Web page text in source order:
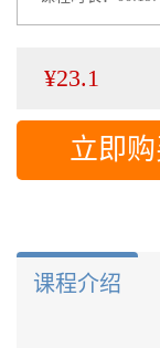
¥23.1
立即
课程介绍